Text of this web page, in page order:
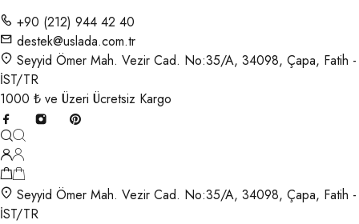
+90 (212) 944 42 40
destek@uslada.com.tr
Seyyid Ömer Mah. Vezir Cad. No:35/A, 34098, Çapa, Fatih -
İST/TR
1000 ₺ ve Üzeri Ücretsiz Kargo
Seyyid Ömer Mah. Vezir Cad. No:35/A, 34098, Çapa, Fatih -
İST/TR